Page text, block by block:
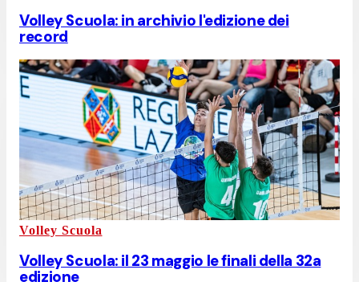
Volley Scuola: in archivio l'edizione dei
record
Volley Scuola
Volley Scuola: il 23 maggio le finali della 32a
edizione